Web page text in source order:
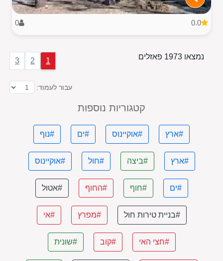
0.0
0
נמצאו 1973 פאזלים 1
2
3
עבור לעמוד:
קטגוריות נוספות
#ארץ #אוקיינוס #ים #נוף
#ארץ #ביצה #חול #אוקיינוס
#ים #חוף #החוף #אטול
#בניית טירות חול #מפרץ #אי
#חצי האי #קוב #שונית